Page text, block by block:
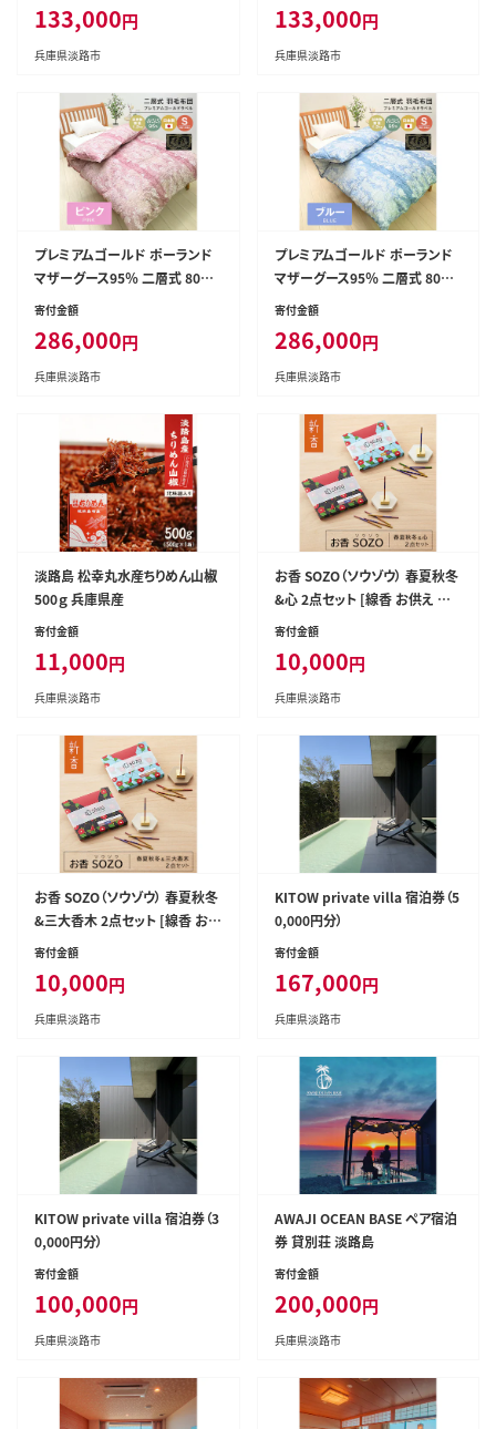
133,000円
兵庫県淡路市
133,000円
兵庫県淡路市
プレミアムゴールド ポーランド
マザーグース95％ 二層式 80超
長綿 (830P)
寄付金額
286,000円
兵庫県淡路市
プレミアムゴールド ポーランド
マザーグース95％ 二層式 80超
長綿 (830B)
寄付金額
286,000円
兵庫県淡路市
淡路島 松幸丸水産ちりめん山椒
500ｇ 兵庫県産
寄付金額
11,000円
兵庫県淡路市
お香 SOZO（ソウゾウ） 春夏秋冬
&心 2点セット [線香 お供え 墓
参り 仏具 線香]
寄付金額
10,000円
兵庫県淡路市
お香 SOZO（ソウゾウ） 春夏秋冬
&三大香木 2点セット [線香 お供
え 墓参り 仏具 線香]
寄付金額
10,000円
兵庫県淡路市
KITOW private villa 宿泊券（5
0,000円分）
寄付金額
167,000円
兵庫県淡路市
KITOW private villa 宿泊券（3
0,000円分）
寄付金額
100,000円
兵庫県淡路市
AWAJI OCEAN BASE ペア宿泊
券 貸別荘 淡路島
寄付金額
200,000円
兵庫県淡路市